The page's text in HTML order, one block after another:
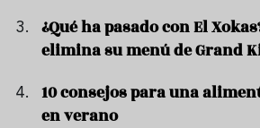
¿Qué ha pasado con El
elimina su menú de Grand
10 consejos para una
en verano